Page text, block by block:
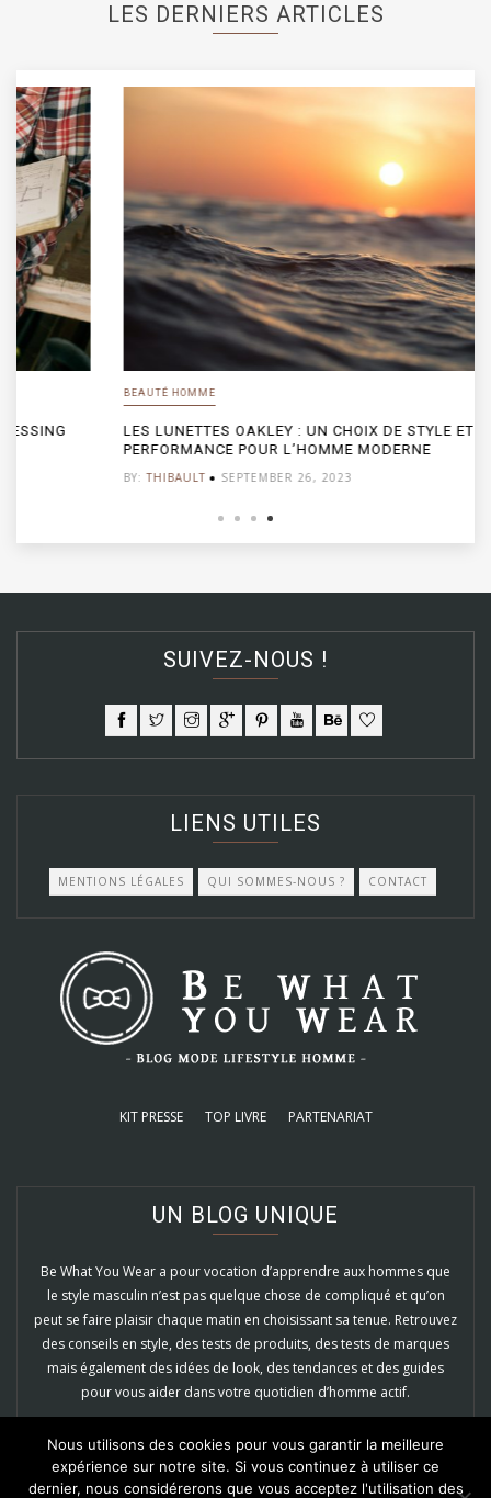
LES DERNIERS ARTICLES
LES LUNETTES OAKLEY : UN CHOIX DE STYLE ET DE
PERFORMANCE POUR L’HOMME MODERNE
SEPTEMBER 26, 2023
SUIVEZ-NOUS !
LIENS UTILES
MENTIONS LÉGALES QUI SOMMES-NOUS ? CONTACT
KIT PRESSE TOP LIVRE PARTENARIAT
UN BLOG UNIQUE
Be What You Wear a pour vocation d’apprendre aux hommes que
le style masculin n’est pas quelque chose de compliqué et qu’on
peut se faire plaisir chaque matin en choisissant sa tenue. Retrouvez
des conseils en style, des tests de produits, des tests de marques
mais également des idées de look, des tendances et des guides
pour vous aider dans votre quotidien d’homme actif.
Nous utilisons des cookies pour vous garantir la meilleure
expérience sur notre site. Si vous continuez à utiliser ce
dernier, nous considérerons que vous acceptez l'utilisation des